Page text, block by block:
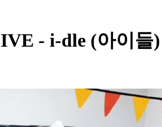
- i-dle (아이들)